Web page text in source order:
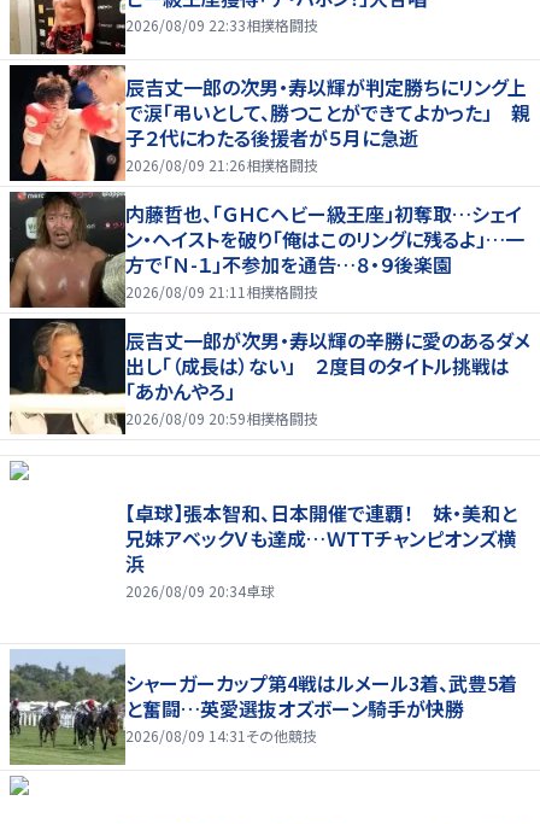
2026/08/09 22:33相撲格闘技
辰吉丈一郎の次男・寿以輝が判定勝ちにリング上
で涙「弔いとして、勝つことができてよかった」 親
子２代にわたる後援者が５月に急逝
2026/08/09 21:26相撲格闘技
内藤哲也、「ＧＨＣヘビー級王座」初奪取…シェイ
ン・ヘイストを破り「俺はこのリングに残るよ」…一
方で「Ｎ-１」不参加を通告…８・９後楽園
2026/08/09 21:11 相撲格闘技
辰吉丈一郎が次男・寿以輝の辛勝に愛のあるダメ
出し「（成長は）ない」 ２度目のタイトル挑戦は
「あかんやろ」
2026/08/09 20:59相撲格闘技
【卓球】張本智和、日本開催で連覇！ 妹・美和と
兄妹アベックＶも達成…ＷＴＴチャンピオンズ横
浜
2026/08/09 20:34卓球
シャーガーカップ第4戦はルメール3着、武豊5着
と奮闘…英愛選抜オズボーン騎手が快勝
2026/08/09 14:31 その他競技